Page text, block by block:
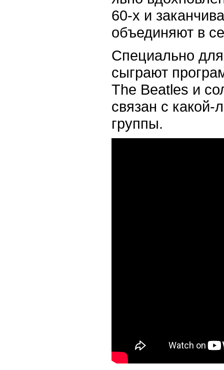
60-х и
объединяют в
Специально
сыграют
The Beatles и
связан с какой-
группы.